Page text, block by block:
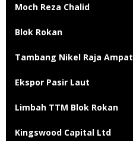
Moch Reza Chalid
Blok Rokan
Tambang Nikel Raja Ampat
Ekspor Pasir Laut
Limbah TTM Blok Rokan
Kingswood Capital Ltd